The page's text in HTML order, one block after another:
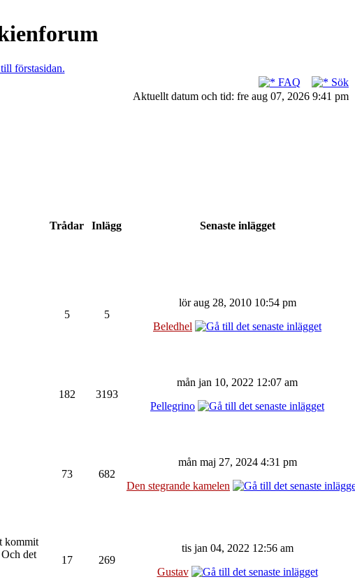
förstasidan.
FAQ
Sök
Aktuellt datum och tid: fre aug 07, 2026 9:41 pm
Trådar Inlägg Senaste inlägget
5 5
lör aug 28, 2010 10:54 pm
Beledhel
182 3193
mån jan 10, 2022 12:07 am
Pellegrino
73 682
mån maj 27, 2024 4:31 pm
Den stegrande kamelen
kommit
det
17 269
tis jan 04, 2022 12:56 am
Gustav